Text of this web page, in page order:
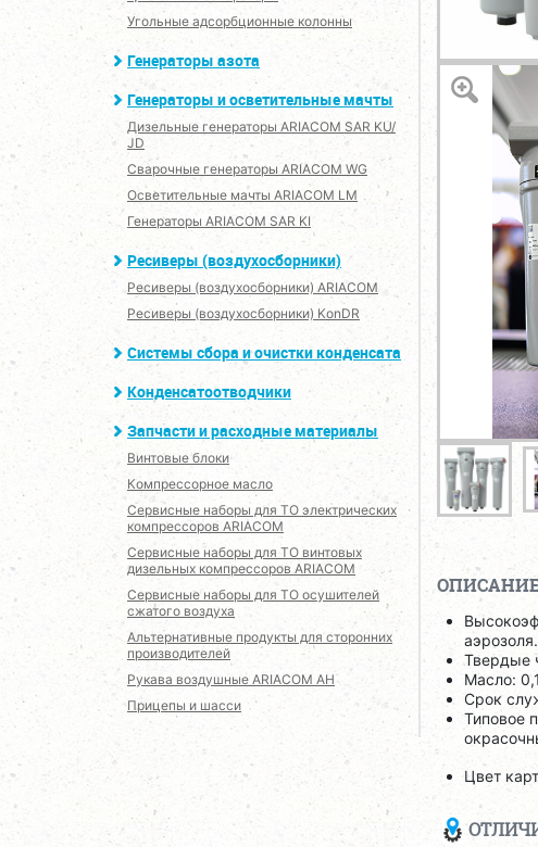
Угольные адсорбционные колонны
Генераторы азота
Генераторы и осветительные мачты
Дизельные генераторы ARIACOM SAR KU/
JD
Сварочные генераторы ARIACOM WG
Осветительные мачты ARIACOM LM
Генераторы ARIACOM SAR KI
Ресиверы (воздухосборники)
Ресиверы (воздухосборники) ARIACOM
Ресиверы (воздухосборники) KonDR
Системы сбора и очистки конденсата
Конденсатоотводчики
Запчасти и расходные материалы
Винтовые блоки
Компрессорное масло
Сервисные наборы для ТО электрических
компрессоров ARIACOM
Сервисные наборы для ТО винтовых
дизельных компрессоров ARIACOM
Сервисные наборы для ТО осушителей
сжатого воздуха
Альтернативные продукты для сторонних
производителей
Рукава воздушные ARIACOM AH
Прицепы и шасси
аэрозоля.
Твердые
Масло:
Срок
Типовое
Цвет